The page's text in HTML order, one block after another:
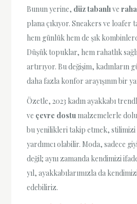
Bunun yerine, düz tabanlı ve
plana çıkıyor. Sneakers ve loafer
hem günlük hem de şık
Düşük topuklar, hem rahatlık
artırıyor. Bu değişim, kadınların
daha fazla konfor arayışının bir
Özetle, 2023 kadın ayakkabı
ve çevre dostumalzemelerle
bu yenilikleri takip etmek, stilimizi
yardımcı olabilir. Moda, sadece
değil; aynı zamanda kendimizi
yıl, ayakkabılarımızla da
edebiliriz.